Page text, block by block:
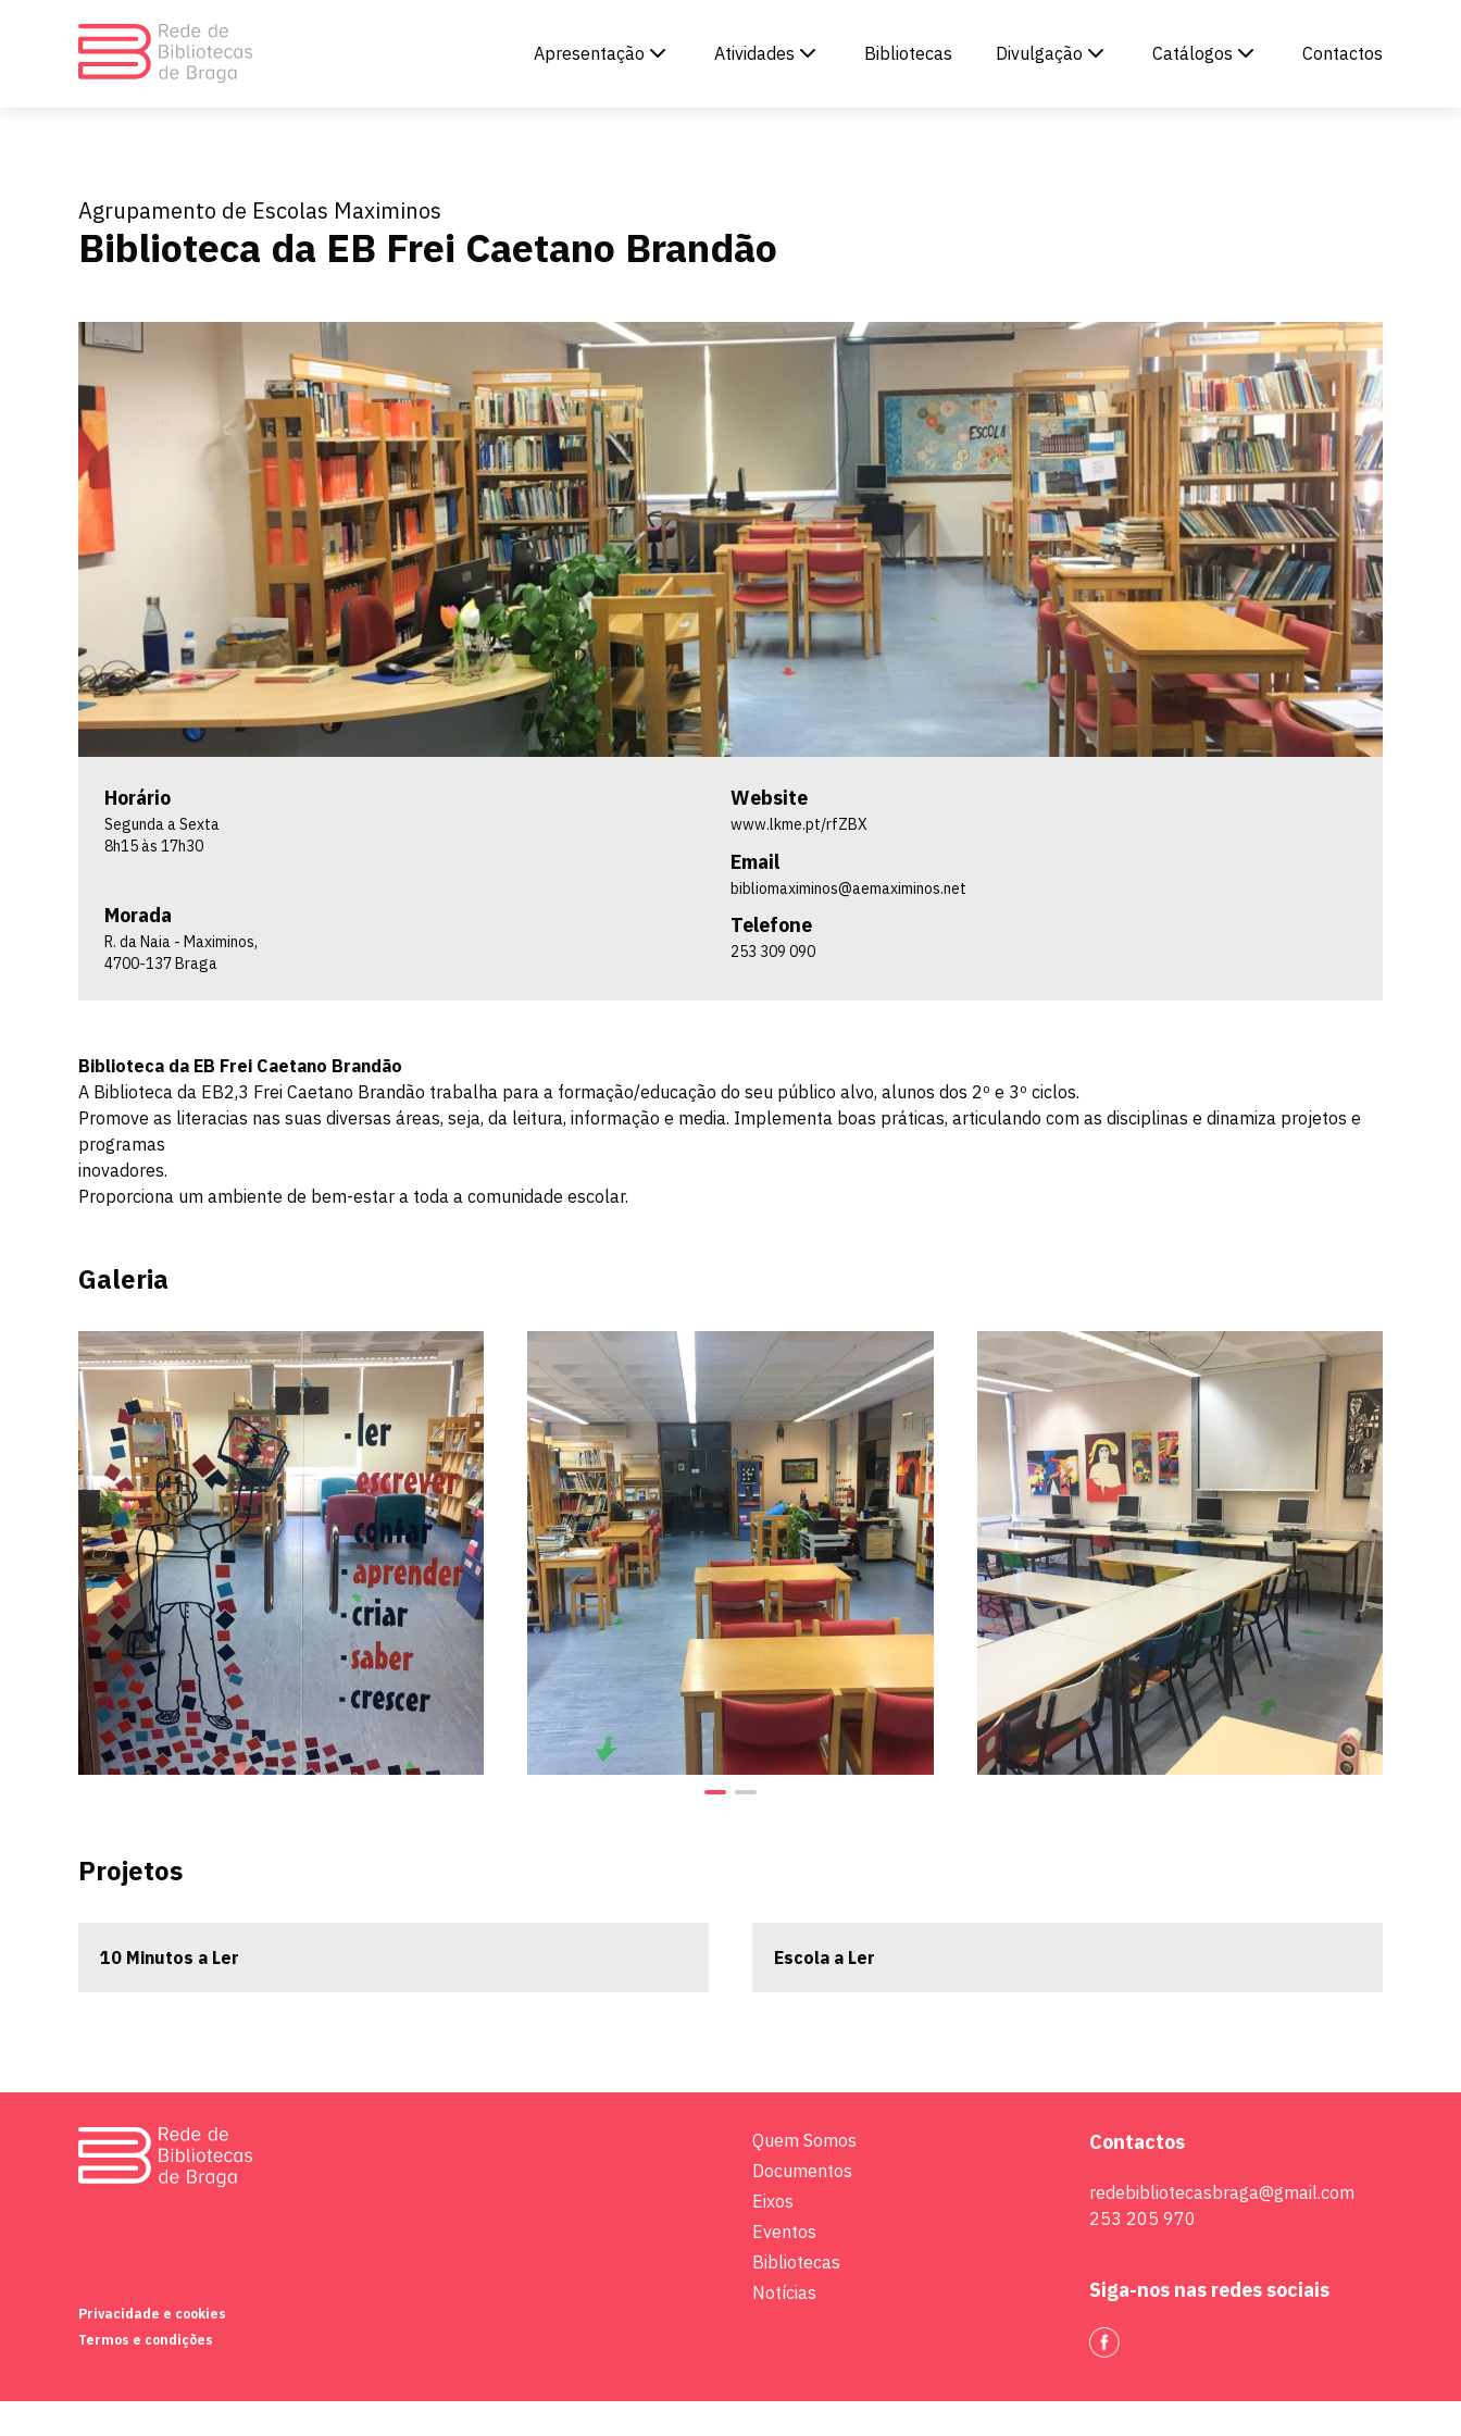
Apresentação Atividades Bibliotecas Divulgação Catálogos Contactos
Agrupamento de Escolas Maximinos
Biblioteca da EB Frei Caetano Brandão
Horário
Segunda a Sexta
8h15 às 17h30
Morada
R. da Naia - Maximinos,
4700-137 Braga
Website
www.lkme.pt/rfZBX
Email
bibliomaximinos@aemaximinos.net
Telefone
253 309 090
Biblioteca da EB Frei Caetano Brandão
A Biblioteca da EB2,3 Frei Caetano Brandão trabalha para a formação/educação do seu público alvo, alunos dos 2º e 3º ciclos.
Promove as literacias nas suas diversas áreas, seja, da leitura, informação e media. Implementa boas práticas, articulando com as disciplinas e dinamiza projetos e
programas
inovadores.
Proporciona um ambiente de bem-estar a toda a comunidade escolar.
Galeria
Projetos
10 Minutos a Ler Escola a Ler
Privacidade e cookies
Termos e condições
Quem Somos
Documentos
Eixos
Eventos
Bibliotecas
Notícias
Contactos
redebibliotecasbraga@gmail.com
253 205 970
Siga-nos nas redes sociais